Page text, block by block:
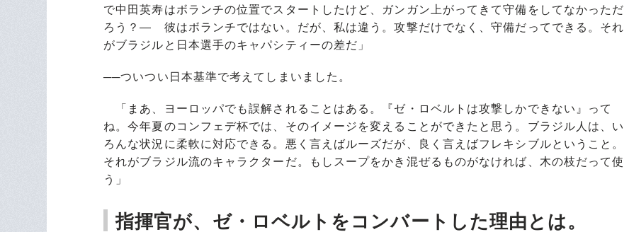
で中田英寿はボランチの位置でスタートしたけど、ガンガン上がってきて守備をしてなかっただ
ろう？― 彼はボランチではない。だが、私は違う。攻撃だけでなく、守備だってできる。それ
がブラジルと日本選手のキャパシティーの差だ」
──ついつい日本基準で考えてしまいました。
「まあ、ヨーロッパでも誤解されることはある。『ゼ・ロベルトは攻撃しかできない』って
ね。今年夏のコンフェデ杯では、そのイメージを変えることができたと思う。ブラジル人は、い
ろんな状況に柔軟に対応できる。悪く言えばルーズだが、良く言えばフレキシブルということ。
それがブラジル流のキャラクターだ。もしスープをかき混ぜるものがなければ、木の枝だって使
う」
指揮官が、ゼ・ロベルトをコンバートした理由とは。